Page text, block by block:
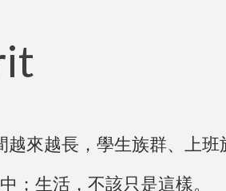
來越長，學生族群、上班
；生活，不該只是這樣。